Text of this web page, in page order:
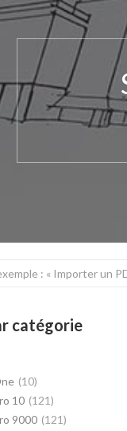
catégorie
(10)
10 (121)
9000 (121)